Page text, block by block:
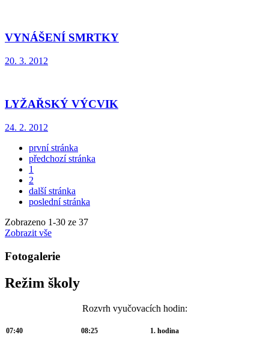
VYNÁŠENÍ SMRTKY
20. 3. 2012
LYŽAŘSKÝ VÝCVIK
24. 2. 2012
první stránka
předchozí stránka
1
2
další stránka
poslední stránka
Zobrazeno 1-30 ze 37
Zobrazit vše
Fotogalerie
Režim školy
Rozvrh vyučovacích hodin:
07:40 08:25
1. hodina